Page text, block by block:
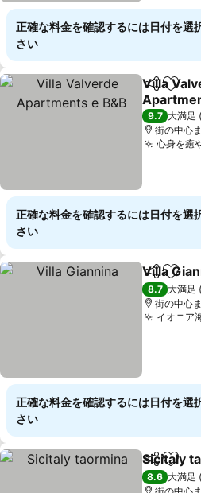
正確な料金を確認するには日付を選
さい
シェアお気
Villa
料金を表
9.7 大満足
街の中心
心身を癒
正確な料金を確認するには日付を選
さい
シェアお気
Villa
8.7 大満足
街の中心
イオニア
正確な料金を確認するには日付を選
さい
シェアお気
Sicitaly
8.6 大満足